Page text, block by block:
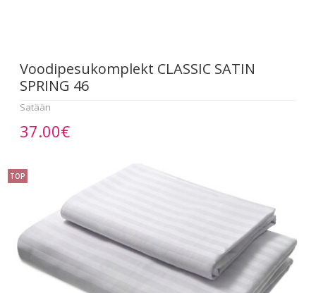
Voodipesukomplekt CLASSIC SATIN
SPRING 46
Satään
37.00€
TOP